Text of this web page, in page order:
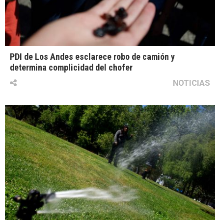
PDI de Los Andes esclarece robo de camión y
determina complicidad del chofer
NOTICIAS